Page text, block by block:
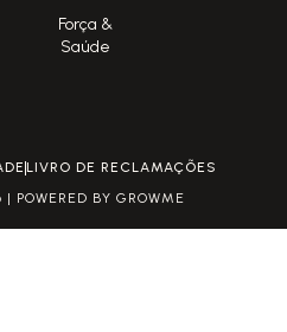
Força &
Saúde
LIVRO DE RECLAMAÇÕES
POWERED BY GROWME